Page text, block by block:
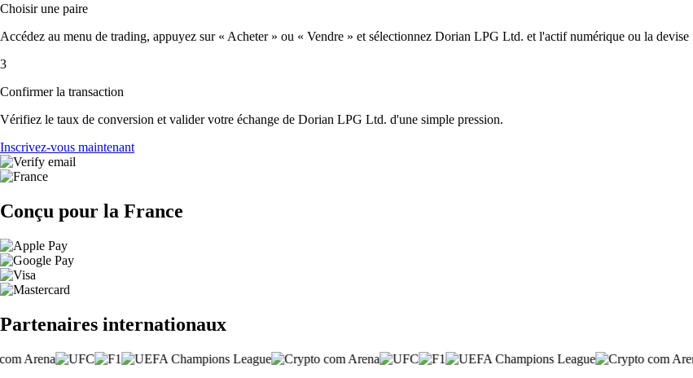
Choisir une paire
Accédez au menu de trading, appuyez sur « Acheter » ou « Vendre » et sélectionnez Dorian LPG Ltd. et l'actif numérique ou la
3
Confirmer la transaction
Vérifiez le taux de conversion et valider votre échange de Dorian LPG Ltd. d'une simple pression.
Inscrivez-vous maintenant
Conçu pour la France
Partenaires internationaux